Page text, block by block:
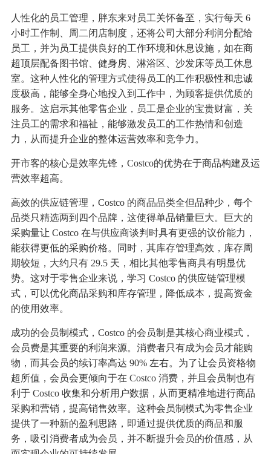
人性化的员工管理，胖东来对员工关怀备至，实行每天 6
小时工作制、周二闭店制度，还将公司大部分利润分配给
员工，并为员工提供良好的工作环境和休息设施，如在商
超顶层配备图书馆、健身房、淋浴区、沙发床等员工休息
室。这种人性化的管理方式使得员工的工作积极性和忠诚
度极高，能够全身心地投入到工作中，为顾客提供优质的
服务。这启示其他零售企业，员工是企业的宝贵财富，关
注员工的需求和福祉，能够激发员工的工作热情和创造
力，从而提升企业的整体运营效率和竞争力。
开市客的核心是效率先锋，Costco的优势在于商品构建及运
营效率超高。
高效的供应链管理，Costco 的商品品类全但品种少，每个
品类只精选两到四个品牌，这使得单品销量巨大。巨大的
采购量让 Costco 在与供应商谈判时具有更强的议价能力，
能获得更低的采购价格。同时，其库存管理高效，库存周
期较短，大约只有 29.5 天，相比其他零售商具有明显优
势。这对于零售企业来说，学习 Costco 的供应链管理模
式，可以优化商品采购和库存管理，降低成本，提高资金
的使用效率。
成功的会员制模式，Costco 的会员制是其核心商业模式，
会员费是其重要的利润来源。消费者只有成为会员才能购
物，而其会员的续订率高达 90% 左右。为了让会员资格物
超所值，会员会更倾向于在 Costco 消费，并且会员制也有
利于 Costco 收集和分析用户数据，从而更精准地进行商品
采购和营销，提高销售效率。这种会员制模式为零售企业
提供了一种新的盈利思路，即通过提供优质的商品和服
务，吸引消费者成为会员，并不断提升会员的价值感，从